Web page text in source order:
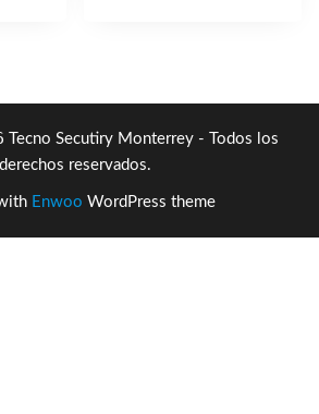
Tecno Secutiry Monterrey - Todos los
derechos reservados.
Enwoo WordPress theme